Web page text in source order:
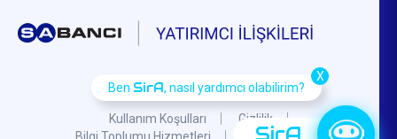
Kullanım Koşulları
Gizlilik
Bilgi Toplumu Hizmetleri
KVKK S.S.S.
SirA
Ben SirA, nasıl yardımcı olabilirim?
X